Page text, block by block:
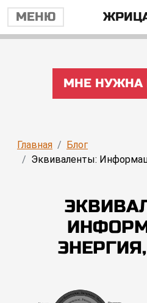
МЕНЮ
МНЕ
Главная
Блог
Эквиваленты: